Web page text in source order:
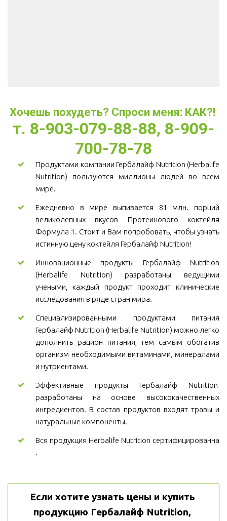
Хочешь похудеть? Спроси меня: КАК?!
т. 8-903-079-88-88, 8-909-
700-78-78
Продуктами компании Гербалайф Nutrition (Herbalife
Nutrition) пользуются миллионы людей во всем
мире.
Ежедневно в мире выпивается 81 млн. порций
великолепных вкусов Протеинового коктейля
Формула 1. Стоит и Вам попробовать, чтобы узнать
истинную цену коктейля Гербалайф Nutrition!
Инновационные продукты Гербалайф Nutrition
(Herbalife Nutrition) разработаны ведущими
учеными, каждый продукт проходит клинические
исследования в ряде стран мира.
Специализированными продуктами питания
Гербалайф Nutrition (Herbalife Nutrition) можно легко
дополнить рацион питания, тем самым обогатив
организм необходимыми витаминами, минералами
и нутриентами.
Эффективные продукты Гербалайф Nutrition
разработаны на основе высококачественных
ингредиентов. В состав продуктов входят травы и
натуральные компоненты.
Вся продукция Herbalife Nutrition сертифицированна
.
Если хотите узнать цены и купить
продукцию Гербалайф Nutrition,